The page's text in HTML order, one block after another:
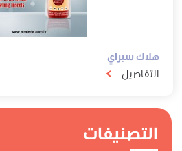
هلاك سبراي
التفاصيل
التصنيفات